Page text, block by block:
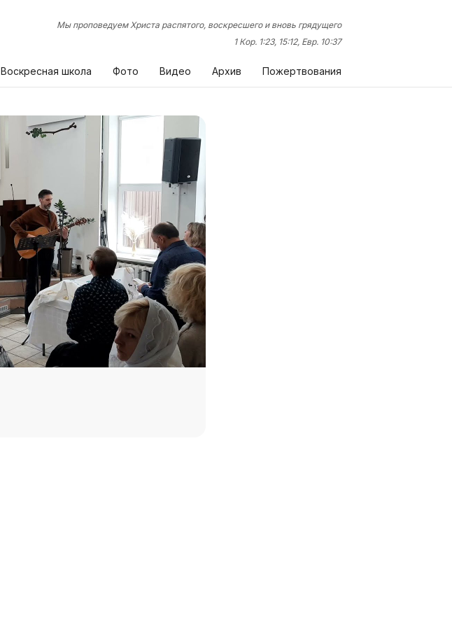
Мы проповедуем Христа распятого, воскресшего и вновь грядущего
1 Кор. 1:23, 15:12, Евр. 10:37
Воскресная школа Фото Видео Архив Пожертвования